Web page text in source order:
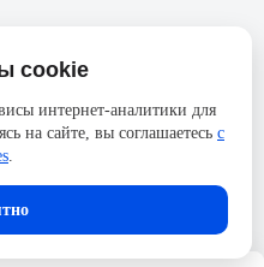
оптический
Hyperline
OS2 9/125
, чтобы иметь
могут отличаться от реального
АйДистрибьют не несёт
текущей модели товаров фотографиям,
cookie
интернет-аналитики для
на сайте, вы соглашаетесь с
.